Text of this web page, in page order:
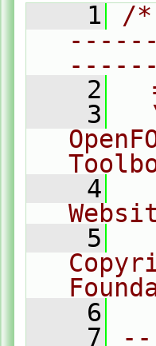
    1
/
    2
    3
    4
    5
    6
    7